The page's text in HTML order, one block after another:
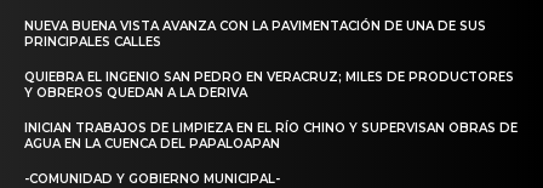
NUEVA BUENA VISTA AVANZA CON LA PAVIMENTACIÓN DE UNA DE SUS
PRINCIPALES CALLES
QUIEBRA EL INGENIO SAN PEDRO EN VERACRUZ; MILES DE PRODUCTORES
Y OBREROS QUEDAN A LA DERIVA
INICIAN TRABAJOS DE LIMPIEZA EN EL RÍO CHINO Y SUPERVISAN OBRAS DE
AGUA EN LA CUENCA DEL PAPALOAPAN
-COMUNIDAD Y GOBIERNO MUNICIPAL-